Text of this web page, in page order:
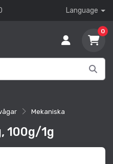
Language
0
Mekaniska
100g/1g